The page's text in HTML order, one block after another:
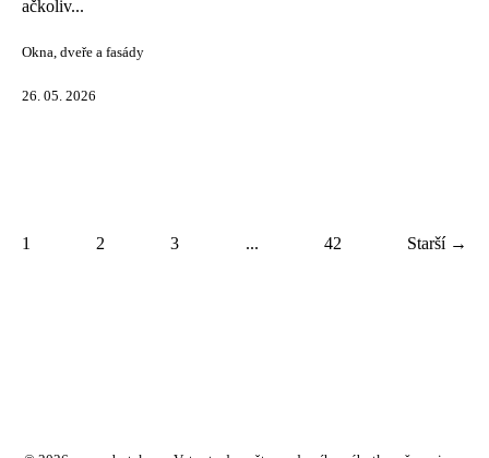
ačkoliv...
Okna, dveře a fasády
26. 05. 2026
1 2 3 ... 42 Starší →